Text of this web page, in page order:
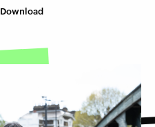
Download